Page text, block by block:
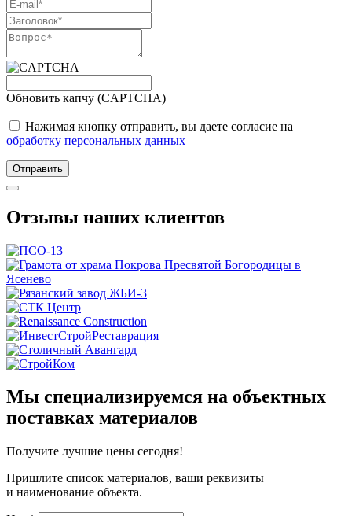
Обновить капчу (CAPTCHA)
Нажимая кнопку отправить, вы даете согласие на
обработку персональных данных
Отправить
Отзывы наших клиентов
Мы специализируемся на объектных
поставках материалов
Получите лучшие цены сегодня!
Пришлите список материалов, ваши реквизиты
и наименование объекта.